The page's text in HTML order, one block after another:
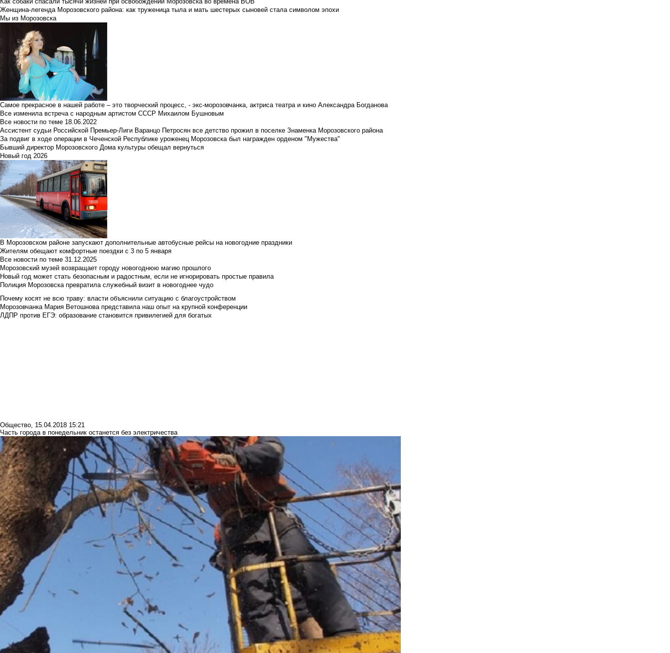
Женщина-легенда Морозовского района: как труженица тыла и мать шестерых сыновей стала символом эпохи
Мы из Морозовска
Самое прекрасное в нашей работе – это творческий процесс, - экс-морозовчанка, актриса театра и кино Александра Богданова
Все изменила встреча с народным артистом СССР Михаилом Бушновым
Все новости по теме 18.06.2022
Ассистент судьи Российской Премьер-Лиги Варанцо Петросян все детство прожил в поселке Знаменка Морозовского района
За подвиг в ходе операции в Чеченской Республике уроженец Морозовска был награжден орденом "Мужества"
Бывший директор Морозовского Дома культуры обещал вернуться
Новый год 2026
В Морозовском районе запускают дополнительные автобусные рейсы на новогодние праздники
Жителям обещают комфортные поездки с 3 по 5 января
Все новости по теме 31.12.2025
Морозовский музей возвращает городу новогоднюю магию прошлого
Новый год может стать безопасным и радостным, если не игнорировать простые правила
Полиция Морозовска превратила служебный визит в новогоднее чудо
Почему косят не всю траву: власти объяснили ситуацию с благоустройством
Морозовчанка Мария Ветошнова представила наш опыт на крупной конференции
ЛДПР против ЕГЭ: образование становится привилегией для богатых
Общество, 15.04.2018 15:21
Часть города в понедельник останется без электричества